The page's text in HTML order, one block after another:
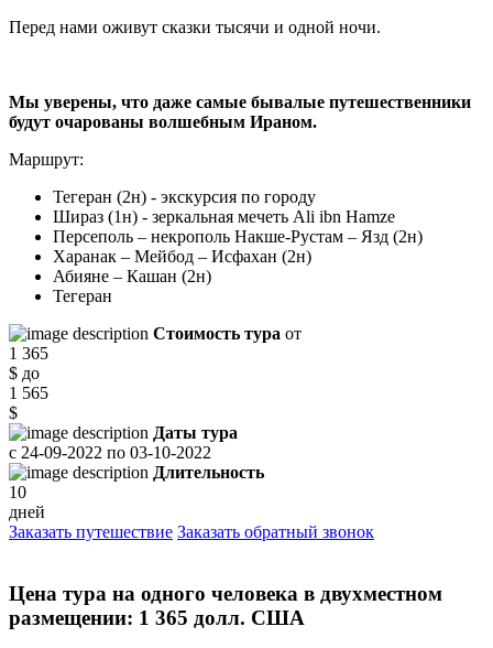
Перед нами оживут сказки тысячи и одной ночи.
Мы уверены, что даже самые бывалые путешественники
будут очарованы волшебным Ираном.
Маршрут:
Тегеран (2н) - экскурсия по городу
Шираз (1н) - зеркальная мечеть Ali ibn Hamze
Персеполь – некрополь Накше-Рустам – Язд (2н)
Харанак – Мейбод – Исфахан (2н)
Абияне – Кашан (2н)
Тегеран
Стоимость тура от
1 365
$ до
1 565
$
Даты тура
с 24-09-2022 по 03-10-2022
Длительность
10
дней
Заказать путешествие Заказать обратный звонок
Цена тура на одного человека в двухместном
размещении: 1 365 долл. США